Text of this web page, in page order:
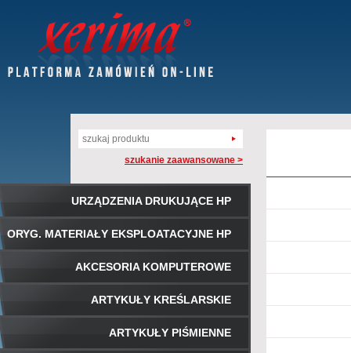
szukanie zaawansowane >
URZĄDZENIA DRUKUJĄCE HP
ORYG. MATERIAŁY EKSPLOATACYJNE HP
AKCESORIA KOMPUTEROWE
ARTYKUŁY KREŚLARSKIE
ARTYKUŁY PIŚMIENNE